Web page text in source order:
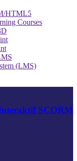
HTML5
Courses
(LMS)
SCORM